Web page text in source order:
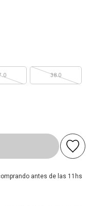
38.0
antes de las 11hs